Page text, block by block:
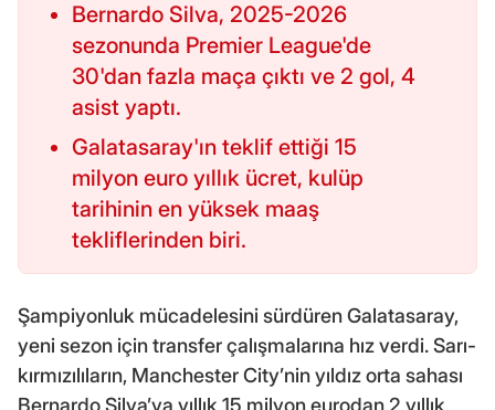
Bernardo Silva, 2025-2026
sezonunda Premier League'de
30'dan fazla maça çıktı ve 2 gol, 4
asist yaptı.
Galatasaray'ın teklif ettiği 15
milyon euro yıllık ücret, kulüp
tarihinin en yüksek maaş
tekliflerinden biri.
Şampiyonluk mücadelesini sürdüren Galatasaray,
yeni sezon için transfer çalışmalarına hız verdi. Sarı-
kırmızılıların, Manchester City’nin yıldız orta sahası